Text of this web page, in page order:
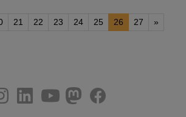
21 22 23 24 25 26 27 »
facebook